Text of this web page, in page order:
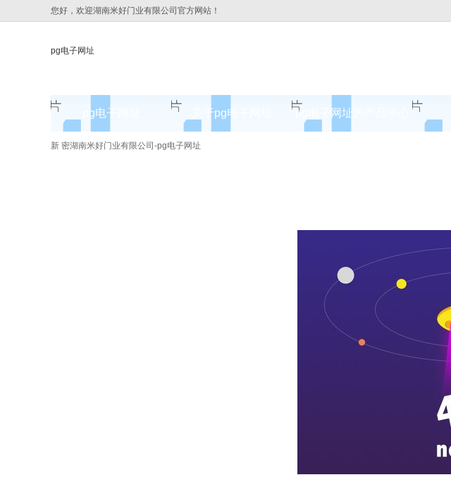
您好，欢迎湖南米好门业有限公司官方网站！
pg电子网址
pg电子网址 关于pg电子网址
pg电子网址的简介
pg电子网址的产品中心
新 密湖南米好门业有限公司-pg电子网址